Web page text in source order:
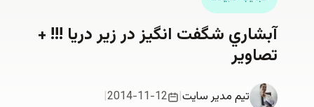
آبشاري شگفت انگيز در زير دريا !!! +
تصاوير
تیم مدیر سایت|
2014-11-12
|